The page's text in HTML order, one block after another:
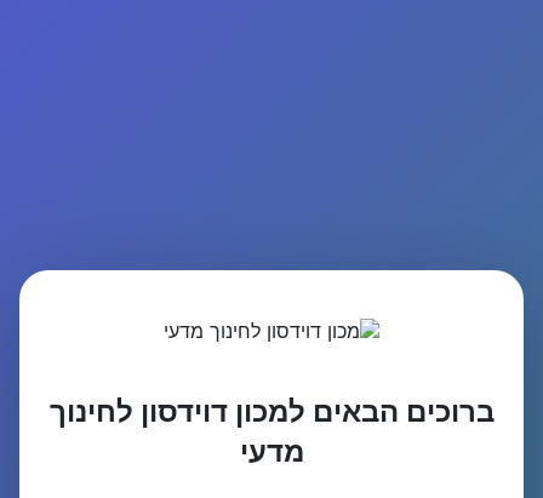
ברוכים הבאים למכון דוידסון לחינוך
מדעי